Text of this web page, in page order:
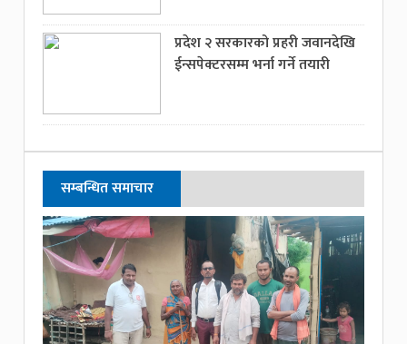
प्रदेश २ सरकारको प्रहरी जवानदेखि
ईन्सपेक्टरसम्म भर्ना गर्ने तयारी
सम्बन्धित समाचार